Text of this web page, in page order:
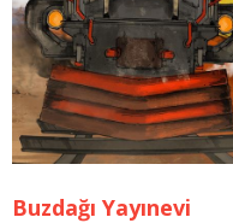
Buzdağı Yayınevi